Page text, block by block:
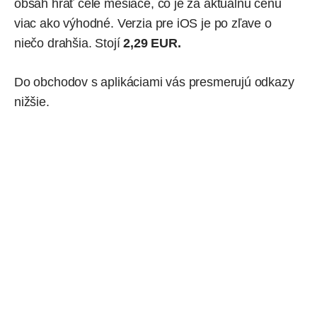
obsah hrať celé mesiace, čo je za aktuálnu cenu
viac ako výhodné. Verzia pre iOS je po zľave o
niečo drahšia. Stojí2,29 EUR.
Do obchodov s aplikáciami vás presmerujú odkazy
nižšie.